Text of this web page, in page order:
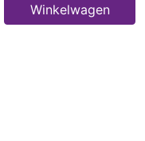
Winkelwagen